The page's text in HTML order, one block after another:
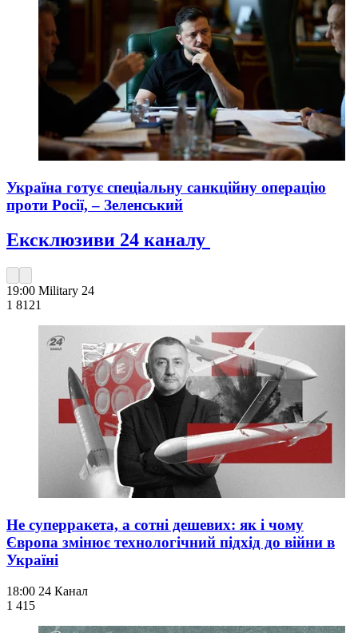
Україна готує спеціальну санкційну операцію
проти Росії, – Зеленський
Ексклюзиви 24 каналу
19:00 Military 24
1 8121
Не суперракета, а сотні дешевих: як і чому
Європа змінює технологічний підхід до війни в
Україні
18:00 24 Канал
1 415